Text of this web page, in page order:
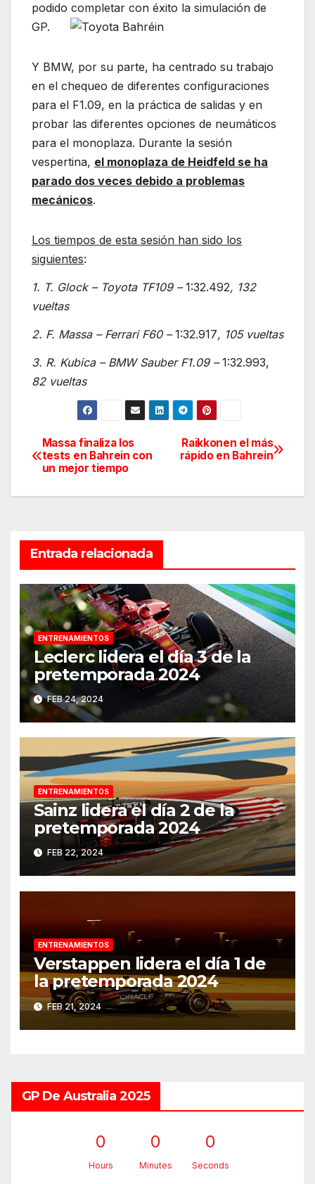
podido completar con éxito la simulación de
GP.
Y BMW, por su parte, ha centrado su trabajo
en el chequeo de diferentes configuraciones
para el F1.09, en la práctica de salidas y en
probar las diferentes opciones de neumáticos
para el monoplaza. Durante la sesión
vespertina, el monoplaza de Heidfeld se ha
parado dos veces debido a problemas
mecánicos.
Los tiempos de esta sesión han sido los
siguientes:
1. T. Glock – Toyota TF109 –1:32.492, 132
vueltas
2. F. Massa – Ferrari F60 –1:32.917, 105 vueltas
3. R. Kubica – BMW Sauber F1.09 –1:32.993,
82 vueltas
Navegación
de
Raikkonen el más
rápido en Bahrein
Massa finaliza los
tests en Bahrein con
un mejor tiempo
Entrada relacionada
ENTRENAMIENTOS
Leclerc lidera el día 3 de la
pretemporada 2024
FEB 24, 2024
ENTRENAMIENTOS
Sainz lidera el día 2 de la
pretemporada 2024
FEB 22, 2024
ENTRENAMIENTOS
Verstappen lidera el día 1 de
la pretemporada 2024
FEB 21, 2024
GP De Australia 2025
0
Hours
0
Minutes
0
Seconds